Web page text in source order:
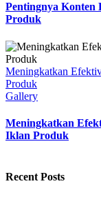
Pentingnya Konten
Produk
Meningkatkan
Produk
Gallery
Meningkatkan
Iklan Produk
Recent Posts